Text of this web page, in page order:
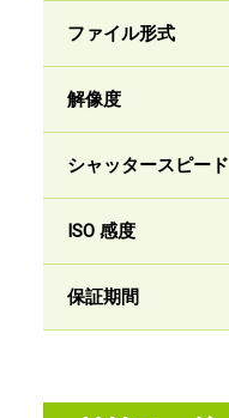
ファイル形式
解像度
シャッタースピード
ISO 感度
保証期間